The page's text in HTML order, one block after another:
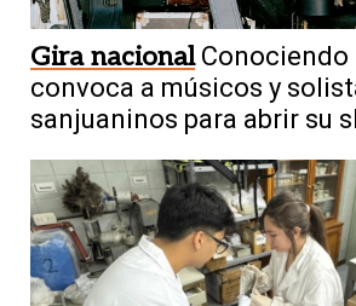
Gira nacional Conociendo
convoca a músicos y
sanjuaninos para abrir su